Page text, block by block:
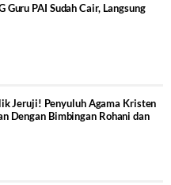
Guru PAI Sudah Cair, Langsung
Jeruji! Penyuluh Agama Kristen
Dengan Bimbingan Rohani dan